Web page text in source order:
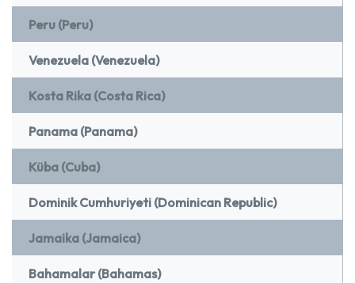
Peru (Peru)
Venezuela (Venezuela)
Kosta Rika (Costa Rica)
Panama (Panama)
Küba (Cuba)
Dominik Cumhuriyeti (Dominican Republic)
Jamaika (Jamaica)
Bahamalar (Bahamas)